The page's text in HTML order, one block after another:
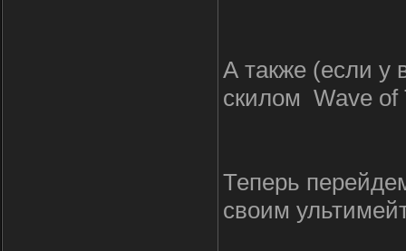
А также (если у
скилом Wave of
Теперь
своим